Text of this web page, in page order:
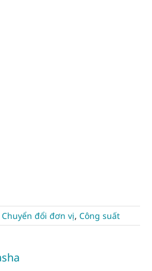
Chuyển đổi đơn vị, Công suất